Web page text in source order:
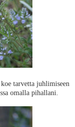
tarvetta juhlimiseen
omalla pihallani.